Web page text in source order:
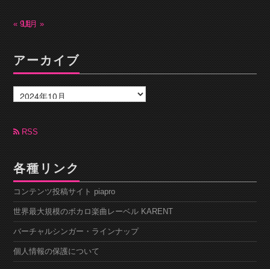
« 9月
11月 »
アーカイブ
ー
カ
ブ RSS
各種リンク
コンテンツ投稿サイト piapro
世界最大規模のボカロ楽曲レーベル KARENT
バーチャルシンガー・ラインナップ
個人情報の保護について